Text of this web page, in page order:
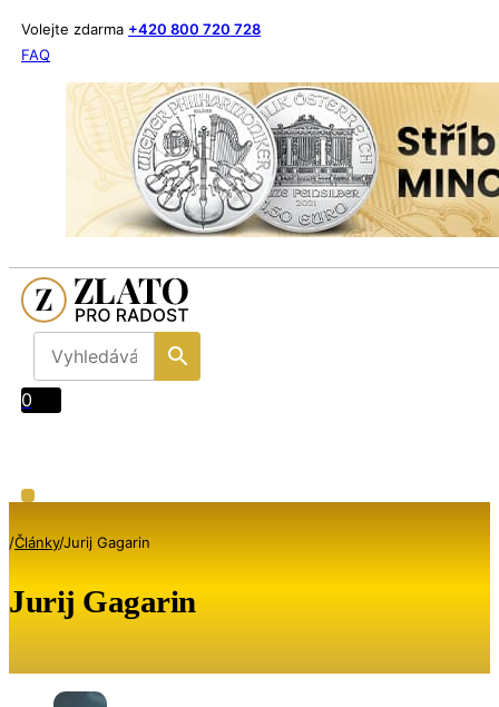
Volejte zdarma +420 800 720 728
FAQ
0
/Články/Jurij Gagarin
Jurij Gagarin